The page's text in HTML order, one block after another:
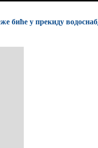
биће у прекиду